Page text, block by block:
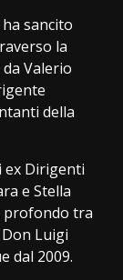
sancito
la
Valerio
della
ex Dirigenti
e Stella
profondo tra
Don Luigi
dal 2009.